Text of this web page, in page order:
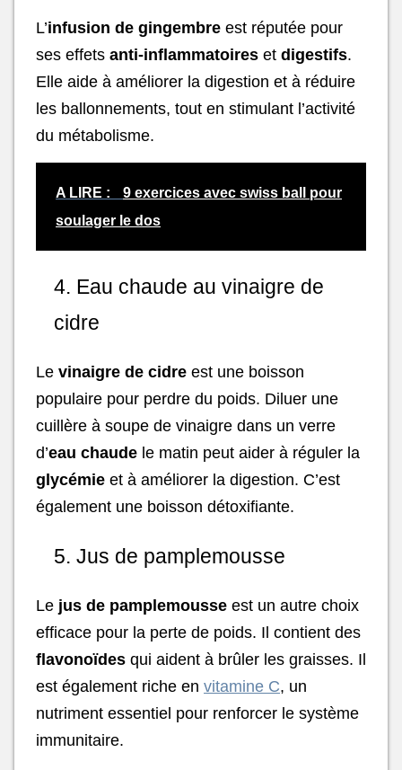
L’infusion de gingembre est réputée pour
ses effets anti-inflammatoires et digestifs.
Elle aide à améliorer la digestion et à réduire
les ballonnements, tout en stimulant l’activité
du métabolisme.
A LIRE :
9 exercices avec swiss ball pour
soulager le dos
4. Eau chaude au vinaigre de
cidre
Le vinaigre de cidre est une boisson
populaire pour perdre du poids. Diluer une
cuillère à soupe de vinaigre dans un verre
d’eau chaude le matin peut aider à réguler la
glycémie et à améliorer la digestion. C’est
également une boisson détoxifiante.
5. Jus de pamplemousse
Le jus de pamplemousse est un autre choix
efficace pour la perte de poids. Il contient des
flavonoïdes qui aident à brûler les graisses. Il
est également riche en vitamine C, un
nutriment essentiel pour renforcer le système
immunitaire.